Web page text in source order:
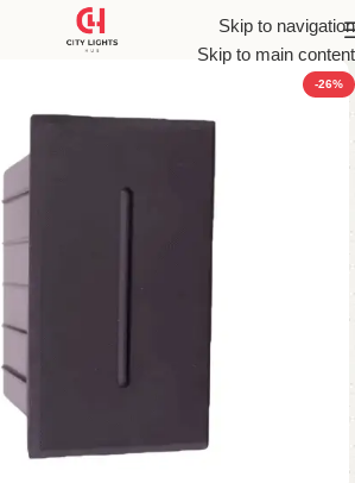
Skip to navigation
Skip to main content
-26%